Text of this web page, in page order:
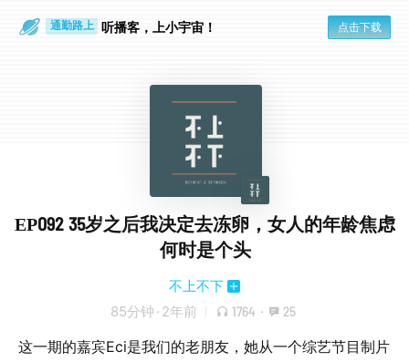
通勤路上 听播客，上小宇宙！ 点击下载
EP092 35岁之后我决定去冻卵，女人的年龄焦虑
何时是个头
不上不下
85分钟 · 2年前 1764 · 25
这一期的嘉宾Eci是我们的老朋友，她从一个综艺节目制片